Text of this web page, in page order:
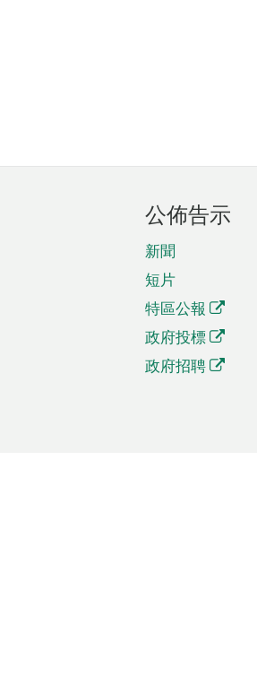
公佈告示
新聞
短片
特區公報
政府投標
政府招聘